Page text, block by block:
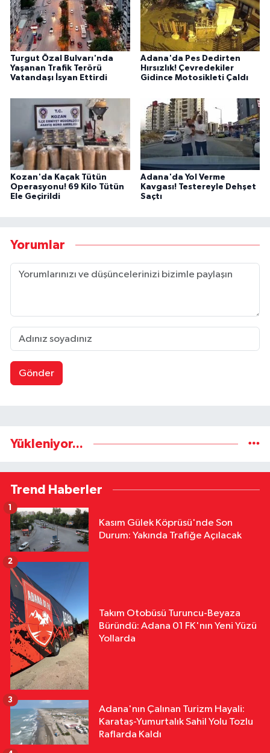
Turgut Özal Bulvarı'nda
Yaşanan Trafik Terörü
Vatandaşı İsyan Ettirdi
Adana'da Pes Dedirten
Hırsızlık! Çevredekiler
Gidince Motosikleti Çaldı
Kozan'da Kaçak Tütün
Operasyonu! 69 Kilo Tütün
Ele Geçirildi
Adana'da Yol Verme
Kavgası! Testereyle Dehşet
Saçtı
Yorumlar
Gönder
Yükleniyor...
Trend Haberler
Kasım Gülek Köprüsü'nde Son
Durum: Yakında Trafiğe Açılacak
1
Takım Otobüsü Turuncu-Beyaza
Büründü: Adana 01 FK'nın Yeni Yüzü
Yollarda
2
Adana'nın Çalınan Turizm Hayali:
Karataş-Yumurtalık Sahil Yolu Tozlu
Raflarda Kaldı
3